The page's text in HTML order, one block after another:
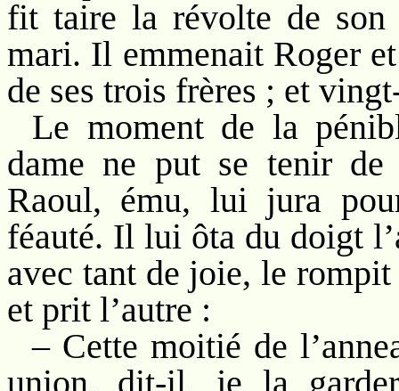
fit taire la révolte de
mari. Il emmenait Roger
de ses trois frères ; et
Le moment de la
dame ne put se tenir de
Raoul, ému, lui jura
féauté. Il lui ôta du doigt
avec tant de joie, le
et prit l’autre :
– Cette moitié de
union, dit-il, je la